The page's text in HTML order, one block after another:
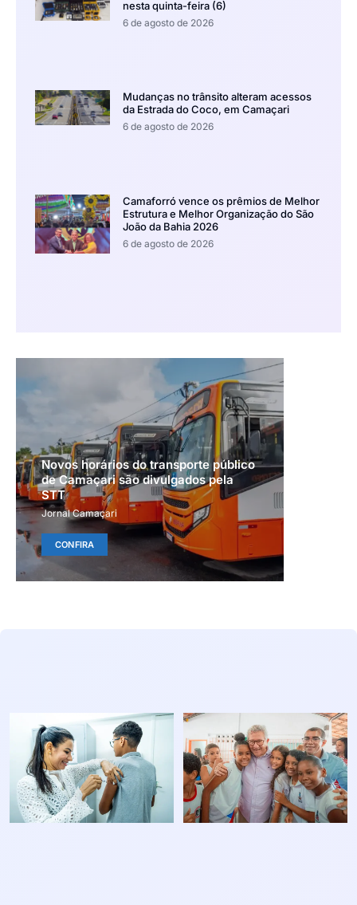
nesta quinta-feira (6)
6 de agosto de 2026
Mudanças no trânsito alteram acessos
da Estrada do Coco, em Camaçari
6 de agosto de 2026
Camaforró vence os prêmios de Melhor
Estrutura e Melhor Organização do São
João da Bahia 2026
6 de agosto de 2026
Novos horários do transporte público
de Camaçari são divulgados pela
STT
Jornal Camaçari
CONFIRA